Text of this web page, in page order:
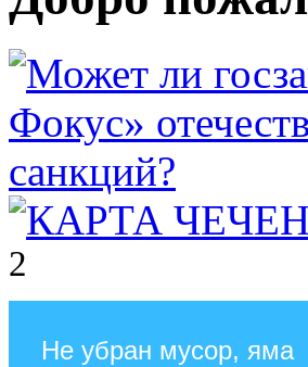
2
Не убран мусор, яма